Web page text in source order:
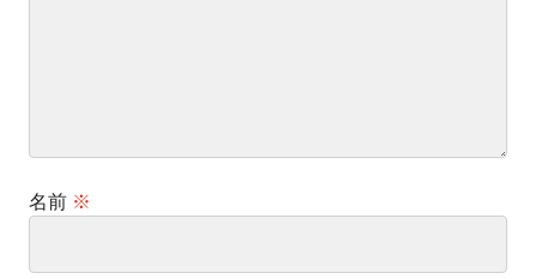
名前 ※